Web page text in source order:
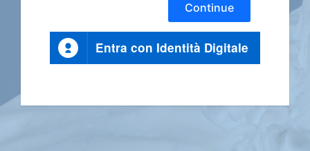
Continue
Entra con Identità Digitale